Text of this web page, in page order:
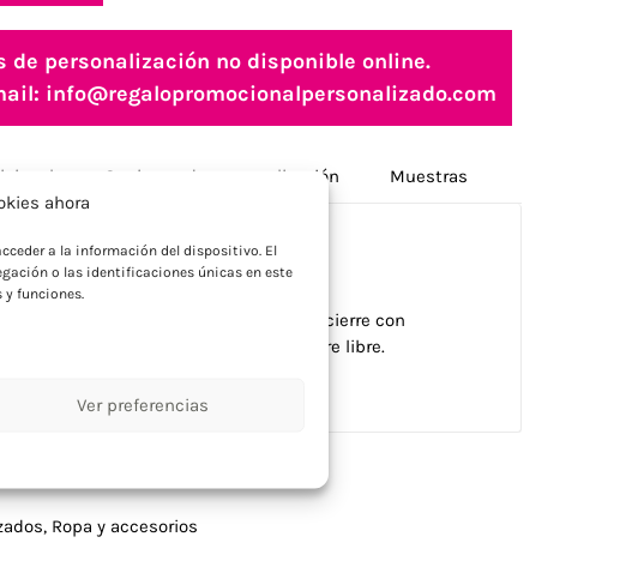
ahora
a la información del dispositivo. El
o las identificaciones únicas en este
funciones.
Ver preferencias
de personalización no disponible online.
info@regalopromocionalpersonalizado.com
Opciones de personalización Muestras
fabricado en PEVA, con capucha y cierre con
escolares o campañas al aire libre.
, Ropa y accesorios